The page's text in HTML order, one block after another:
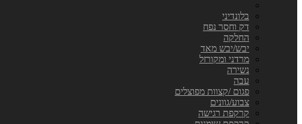
בלונדיני
דק וחסר נפח
החלקה
יבש/יבש מאד
מרדני ומקורזל
נשירה
עבה
פגום /קצוות מפוצלים
צבוע/גוונים
קרקפת רגישה